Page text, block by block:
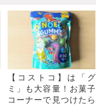
【コストコ】は「グ
ミ」も大容量！お菓子
コーナーで見つけたら